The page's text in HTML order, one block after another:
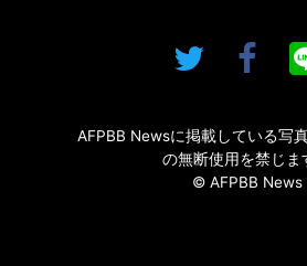
AFPBB Newsに掲載している写
の無断使用を禁じま
© AFPBB News